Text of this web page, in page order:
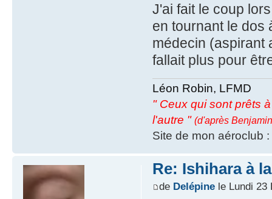
J'ai fait le coup
en tournant le dos
médecin (aspirant
fallait plus pour
Léon Robin, LFMD
" Ceux qui sont prêts
l'autre " (d'après
Site de mon aéroclub :
Re: Ishihara à
de Delépinele Lundi 23